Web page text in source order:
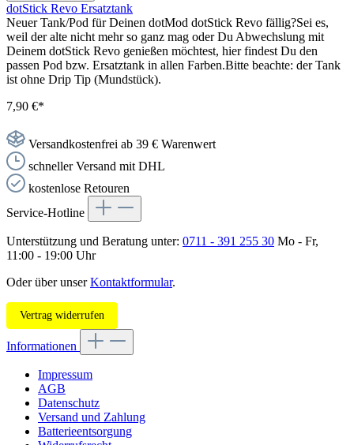
dotStick Revo Ersatztank
Neuer Tank/Pod für Deinen dotMod dotStick Revo fällig?Sei es,
weil der alte nicht mehr so ganz mag oder Du Abwechslung mit
Deinem dotStick Revo genießen möchtest, hier findest Du den
passen Pod bzw. Ersatztank in allen Farben.Bitte beachte: der Tank
ist ohne Drip Tip (Mundstück).
7,90 €*
Versandkostenfrei ab 39 € Warenwert
schneller Versand mit DHL
kostenlose Retouren
Service-Hotline
Unterstützung und Beratung unter: 0711 - 391 255 30 Mo - Fr,
11:00 - 19:00 Uhr
Oder über unserKontaktformular.
Vertrag widerrufen
Informationen
Impressum
AGB
Datenschutz
Versand und Zahlung
Batterieentsorgung